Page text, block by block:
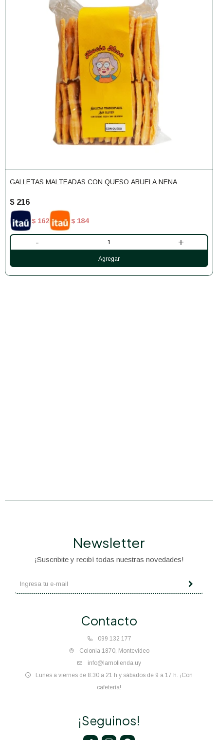
GALLETAS MALTEADAS CON QUESO ABUELA NENA
$ 216
$ 162 $ 184
- +
Contacto
099 132 177
Colonia 1870, Montevideo
info@lamolienda.uy
Lunes a viernes de 8:30 a 21 h y sábados de 9 a 17 h. ¡Con
cafetería!
Newsletter
¡Suscribite y recibí todas nuestras novedades!
¡Seguinos!